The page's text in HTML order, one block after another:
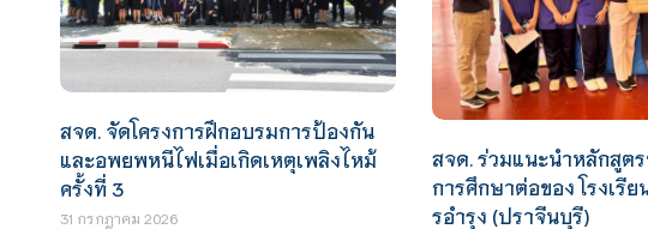
สจด. จัดโครงการฝึกอบรมการป้องกัน
และอพยพหนีไฟเมื่อเกิดเหตุเพลิงไหม้
ครั้งที่ 3
31 กรกฎาคม 2026
สจด. ร่วมแนะนำหลักสูต
การศึกษาต่อของ โรงเรี
รอำรุง (ปราจีนบุรี)